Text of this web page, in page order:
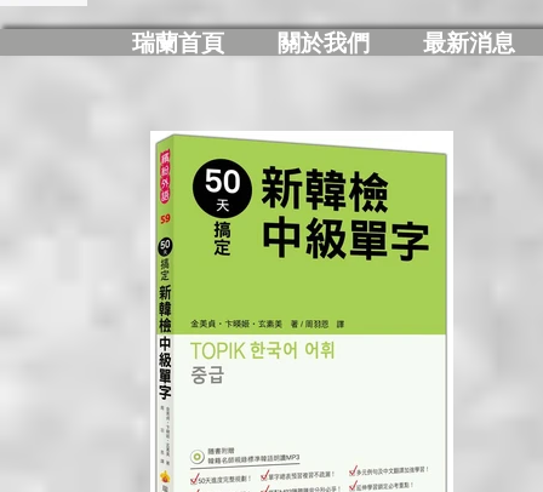
瑞蘭首頁 關於我們 最新消息